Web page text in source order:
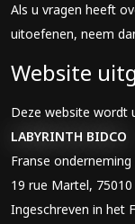
Als u vragen heeft
uitoefenen, neem
Website
Deze website wordt
LABYRINTH BIDCO
Franse
19 rue Martel,
Ingeschreven in het